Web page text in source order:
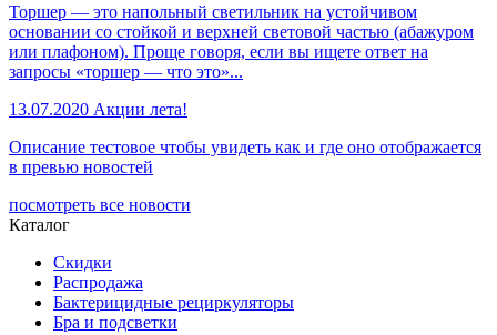
Торшер — это напольный светильник на устойчивом
основании со стойкой и верхней световой частью (абажуром
или плафоном). Проще говоря, если вы ищете ответ на
запросы «торшер — что это»...
13.07.2020 Акции лета!
Описание тестовое чтобы увидеть как и где оно отображается
в превью новостей
посмотреть все новости
Каталог
Скидки
Распродажа
Бактерицидные рециркуляторы
Бра и подсветки